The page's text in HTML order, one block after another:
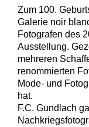
Zum 100.
Galerie noir
Fotografen des
Ausstellung.
mehreren
renommierten
Mode- und
hat.
F.C. Gundlach